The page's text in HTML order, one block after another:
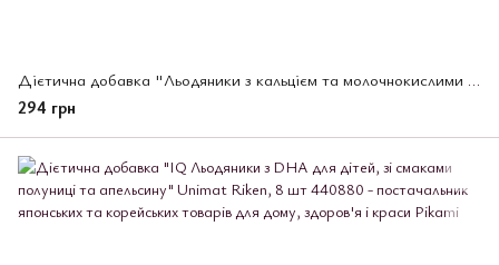
Дієтична добавка "Льодяники з кальцієм та молочнокислими бактеріями для дітей" 8 шт (440897)
294 грн